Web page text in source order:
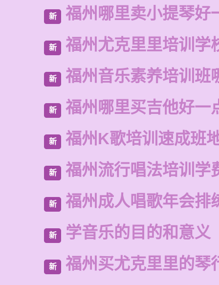
新 福州哪里卖小提琴好
新 福州尤克里里培训学
新 福州音乐素养培训班
新 福州哪里买吉他好一
新 福州K歌培训速成班
新 福州流行唱法培训学
新 福州成人唱歌年会排
新 学音乐的目的和意义
新 福州买尤克里里的琴